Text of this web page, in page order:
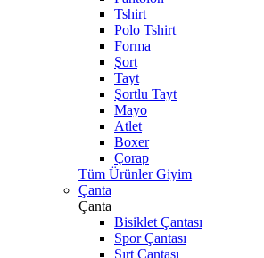
Tshirt
Polo Tshirt
Forma
Şort
Tayt
Şortlu Tayt
Mayo
Atlet
Boxer
Çorap
Tüm Ürünler Giyim
Çanta
Çanta
Bisiklet Çantası
Spor Çantası
Sırt Çantası